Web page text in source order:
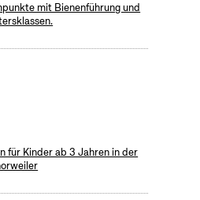
mit Bienenführung und
für Kinder ab 3 Jahren in der